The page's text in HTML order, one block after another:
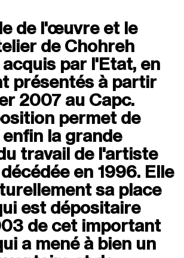
des neuf soleils"
des mornes
SomaSemaSoma
de l'œuvre et le
de Chohreh
par l'Etat, en
présentés à partir
2007 au Capc.
permet de
la grande
travail de l'artiste
en 1996. Elle
sa place
est dépositaire
de cet important
a mené à bien un